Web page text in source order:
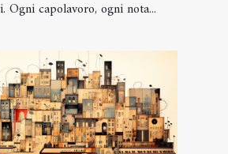
Ogni capolavoro, ogni nota...